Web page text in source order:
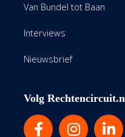
Van Bundel tot Baan
Interviews
Nieuwsbrief
Volg